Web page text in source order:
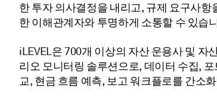
한 투자 의사결정을 내리고, 규제 요구사
한 이해관계자와 투명하게 소통할 수 있습
iLEVEL은 700개 이상의 자산 운용사 및 자
리오 모니터링 솔루션으로, 데이터 수집,
교, 현금 흐름 예측, 보고 워크플로를 간소